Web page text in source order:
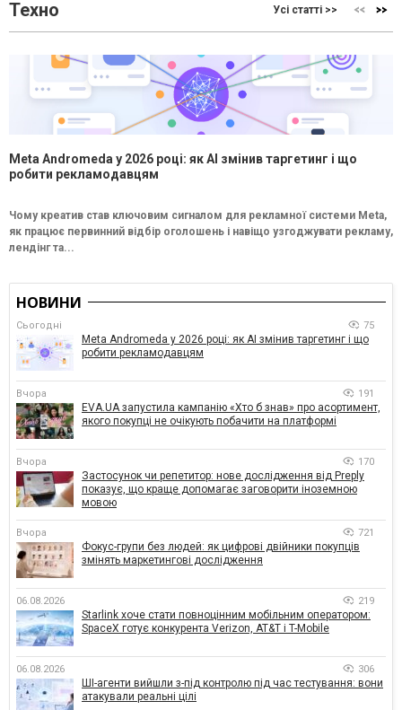
Техно Усі статті >>
Meta Andromeda у 2026 році: як AI змінив таргетинг і що
робити рекламодавцям
Чому креатив став ключовим сигналом для рекламної системи Meta,
як працює первинний відбір оголошень і навіщо узгоджувати рекламу,
лендінг та...
НОВИНИ
Сьогодні 75
Meta Andromeda у 2026 році: як AI змінив таргетинг і що
робити рекламодавцям
Вчора 191
EVA.UA запустила кампанію «Хто б знав» про асортимент,
якого покупці не очікують побачити на платформі
Вчора 170
Застосунок чи репетитор: нове дослідження від Preply
показує, що краще допомагає заговорити іноземною
мовою
Вчора 721
Фокус-групи без людей: як цифрові двійники покупців
змінять маркетингові дослідження
06.08.2026 219
Starlink хоче стати повноцінним мобільним оператором:
SpaceX готує конкурента Verizon, AT&T і T-Mobile
06.08.2026 306
ШІ-агенти вийшли з-під контролю під час тестування: вони
атакували реальні цілі